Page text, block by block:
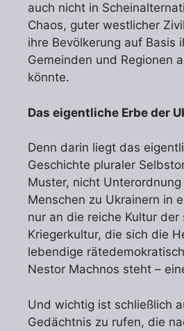
auch nicht in
Chaos, guter westlicher
ihre Bevölkerung auf
Gemeinden und Regionen
könnte.
Das eigentliche Erbe der
Denn darin liegt das
Geschichte pluraler
Muster, nicht
Menschen zu Ukrainern in
nur an die reiche Kultur
Kriegerkultur, die sich die
lebendige
Nestor Machnos steht –
Und wichtig ist schließlich
Gedächtnis zu rufen, die